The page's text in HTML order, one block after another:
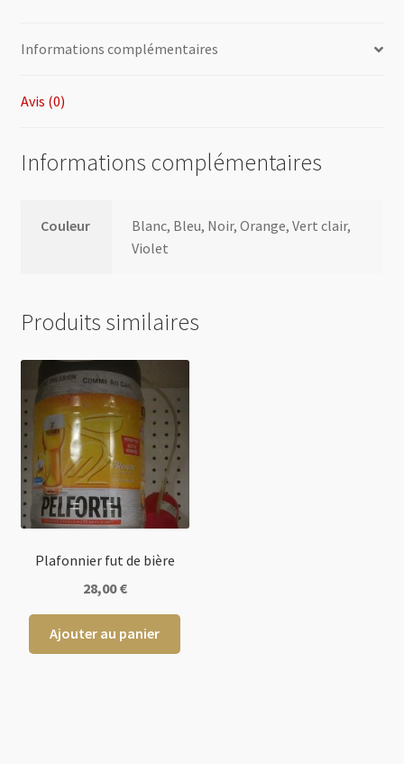
Informations complémentaires
Avis (0)
Informations complémentaires
Couleur
Blanc, Bleu, Noir, Orange, Vert clair,
Violet
Produits similaires
Plafonnier fut de bière
28,00€
Ajouter au panier